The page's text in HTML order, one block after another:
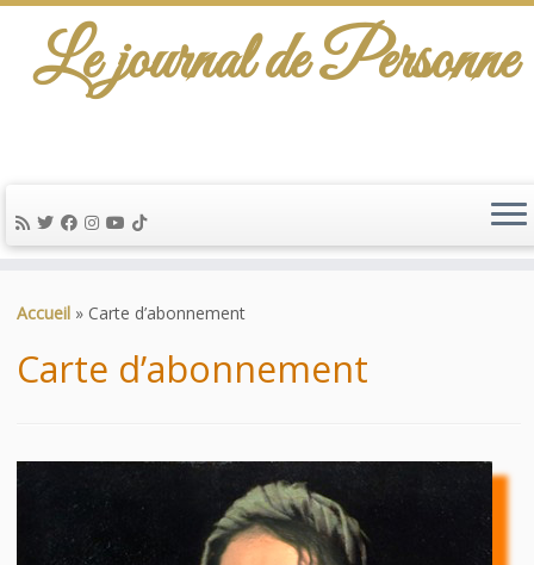
au
Le journal de Personne
Accueil » Carte d’abonnement
Carte d’abonnement